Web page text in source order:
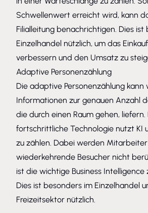
Schwellenwert erreicht wird, kann
Filialleitung benachrichtigen. Dies ist
Einzelhandel nützlich, um das
verbessern und den Umsatz zu
Adaptive Personenzählung
Die adaptive Personenzählung kann
Informationen zur genauen Anzahl
die durch einen Raum gehen, liefern.
fortschrittliche Technologie nutzt KI
zu zählen. Dabei werden
wiederkehrende Besucher nicht
ist die wichtige Business Intelligence
Dies ist besonders im Einzelhandel
Freizeitsektor nützlich.